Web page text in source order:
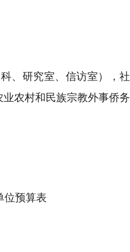
、研究室、信访室）， 社
业农村和民族宗教外事侨务
位预算表